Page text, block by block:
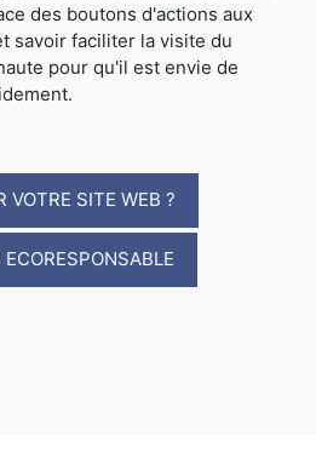
des boutons d'actions aux
savoir faciliter la visite du
pour qu'il est envie de
VOTRE SITE WEB ?
ECORESPONSABLE